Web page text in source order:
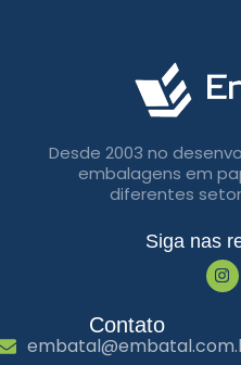
Desde 2003 no
embalagens em
diferentes
Siga nas
Contato